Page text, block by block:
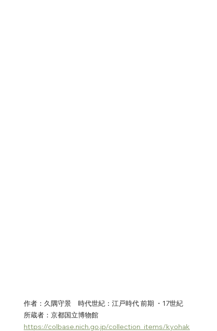
作者：久隅守景　時代世紀：江戸時代 前期 ・17世紀
所蔵者：京都国立博物館
https://colbase.nich.go.jp/collection_items/kyohak